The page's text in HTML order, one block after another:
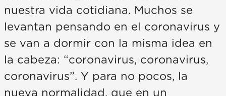
nuestra vida cotidiana. Muchos se
levantan pensando en el coronavirus y
se van a dormir con la misma idea en
la cabeza: “coronavirus, coronavirus,
coronavirus”. Y para no pocos, la
nueva normalidad, que en un